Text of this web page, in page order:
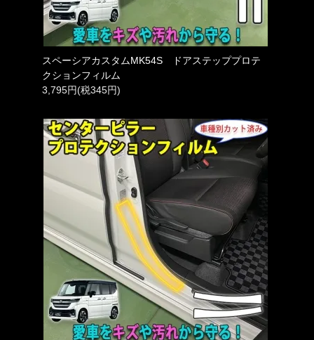
スペーシアカスタムMK54S ドアステッププロテ
クションフィルム
3,795円(税345円)